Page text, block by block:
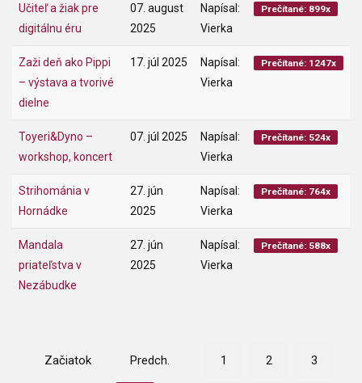
Učiteľ a žiak pre
digitálnu éru
07. august
2025
Napísal:
Vierka
Prečítané: 899x
Zaži deň ako Pippi
– výstava a tvorivé
dielne
17. júl 2025
Napísal:
Vierka
Prečítané: 1247x
Toyeri&Dyno –
workshop, koncert
07. júl 2025
Napísal:
Vierka
Prečítané: 524x
Strihománia v
Hornádke
27. jún
2025
Napísal:
Vierka
Prečítané: 764x
Mandala
priateľstva v
Nezábudke
27. jún
2025
Napísal:
Vierka
Prečítané: 588x
Začiatok Predch. 1 2 3